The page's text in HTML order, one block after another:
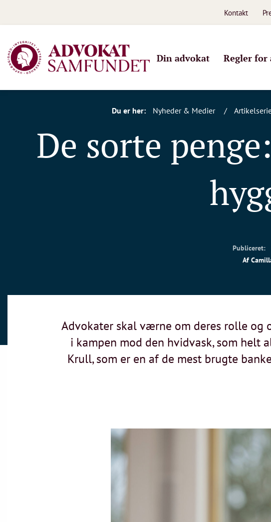
Kontakt
Din advokat Regler for
Du er her: Nyheder & Medier
De sorte
Publiceret:
Af
Advokater skal værne om deres rolle og
i kampen mod den hvidvask, som helt
Krull, som er en af de mest brugte